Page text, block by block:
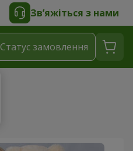
Зв’яжіться з нами
Статус замовлення